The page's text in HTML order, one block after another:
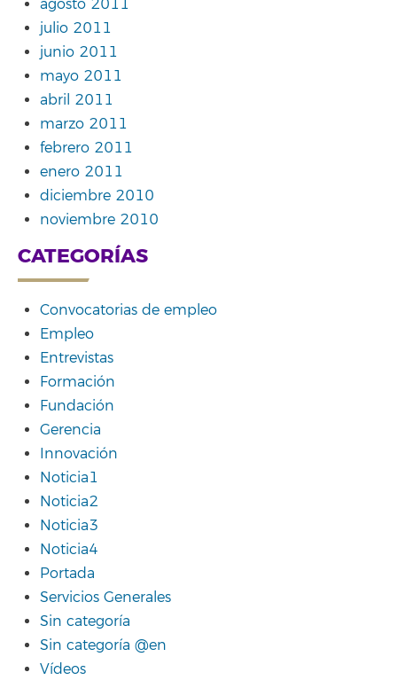
agosto 2011
julio 2011
junio 2011
mayo 2011
abril 2011
marzo 2011
febrero 2011
enero 2011
diciembre 2010
noviembre 2010
CATEGORÍAS
Convocatorias de empleo
Empleo
Entrevistas
Formación
Fundación
Gerencia
Innovación
Noticia1
Noticia2
Noticia3
Noticia4
Portada
Servicios Generales
Sin categoría
Sin categoría @en
Vídeos